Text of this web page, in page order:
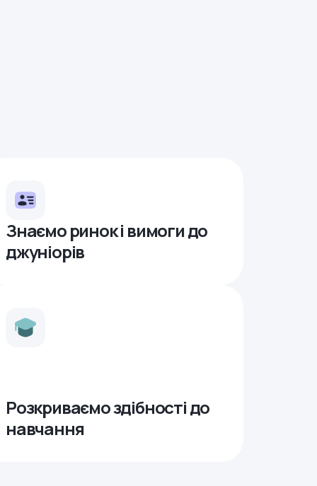
Знаємо ринок і вимоги до
джуніорів
Розкриваємо здібності до
навчання